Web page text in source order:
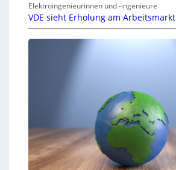
Elektroingenieurinnen und -ingenieure
VDE sieht Erholung am Arbeitsmarkt